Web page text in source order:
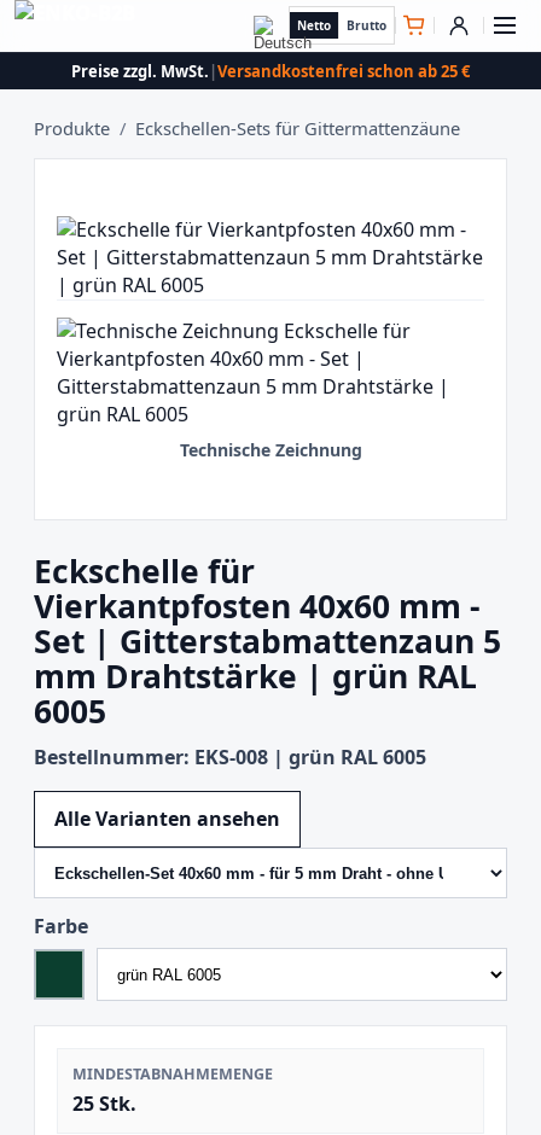
Netto Brutto
Preise zzgl. MwSt. |Versandkostenfrei schon ab 25 €
Produkte / Eckschellen-Sets für Gittermattenzäune
Technische Zeichnung
Eckschelle für
Vierkantpfosten 40x60 mm -
Set | Gitterstabmattenzaun 5
mm Drahtstärke | grün RAL
6005
Bestellnummer: EKS-008 | grün RAL 6005
Alle Varianten ansehen
Farbe
MINDESTABNAHMEMENGE
25 Stk.